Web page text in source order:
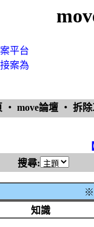
平台
案為
‧ move論壇 ‧ 拆
搜尋:
※
知識